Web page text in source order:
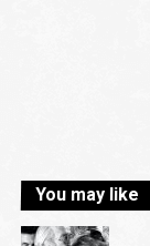
You may like